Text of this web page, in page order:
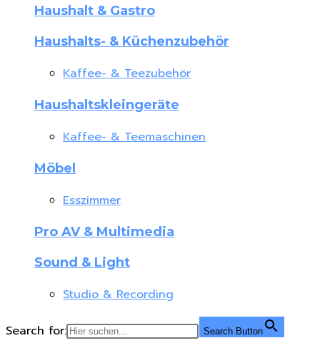
Haushalt & Gastro
Haushalts- & Küchenzubehör
Kaffee- & Teezubehör
Haushaltskleingeräte
Kaffee- & Teemaschinen
Möbel
Esszimmer
Pro AV & Multimedia
Sound & Light
Studio & Recording
Search for: Search Button